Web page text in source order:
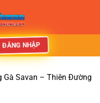
ĐĂNG NHẬP
Gà Savan – Thiên Đường